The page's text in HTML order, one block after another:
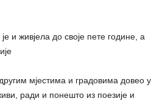
је и живјела до своје пете године, а
мјестима и градовима довео у
ради и понешто из поезије и